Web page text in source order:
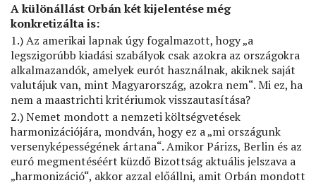
A különállást Orbán két kijelentése még
konkretizálta is:
1.) Az amerikai lapnak úgy fogalmazott, hogy „a
legszigorúbb kiadási szabályok csak azokra az országokra
alkalmazandók, amelyek eurót használnak, akiknek saját
valutájuk van, mint Magyarország, azokra nem“. Mi ez, ha
nem a maastrichti kritériumok visszautasítása?
2.) Nemet mondott a nemzeti költségvetések
harmonizációjára, mondván, hogy ez a „mi országunk
versenyképességének ártana“. Amikor Párizs, Berlin és az
euró megmentéséért küzdő Bizottság aktuális jelszava a
„harmonizáció“, akkor azzal előállni, amit Orbán mondott